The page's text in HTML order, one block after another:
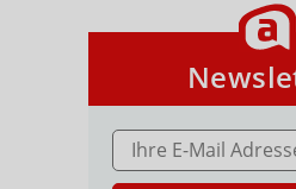
E-MAIL ADRESSE